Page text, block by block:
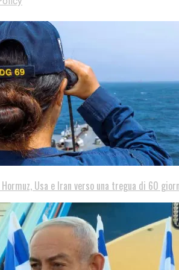
Usa e Iran verso una tregua di 60